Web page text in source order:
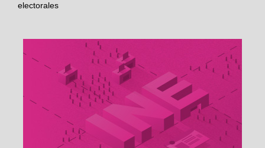
electorales